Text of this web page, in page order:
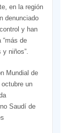
en la región
denunciado
y han
“más de
niños”.
Mundial de
un
Saudí de